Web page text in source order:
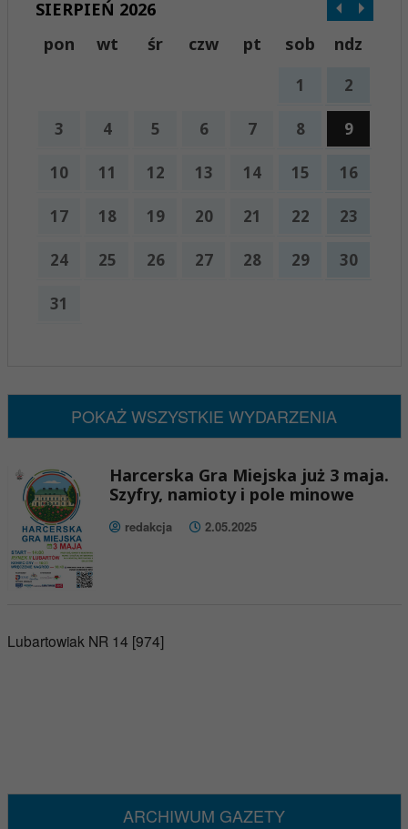
SIERPIEŃ 2026
pon
wt śr czw pt sob ndz
1 2
3 4 5 6 7 8 9
10 11 12 13 14 15 16
17 18 19 20 21 22 23
24 25 26 27 28 29 30
31
POKAŻ WSZYSTKIE WYDARZENIA
Harcerska Gra Miejska już 3 maja.
Szyfry, namioty i pole minowe
redakcja 2.05.2025
Lubartowiak NR 14 [974]
ARCHIWUM GAZETY